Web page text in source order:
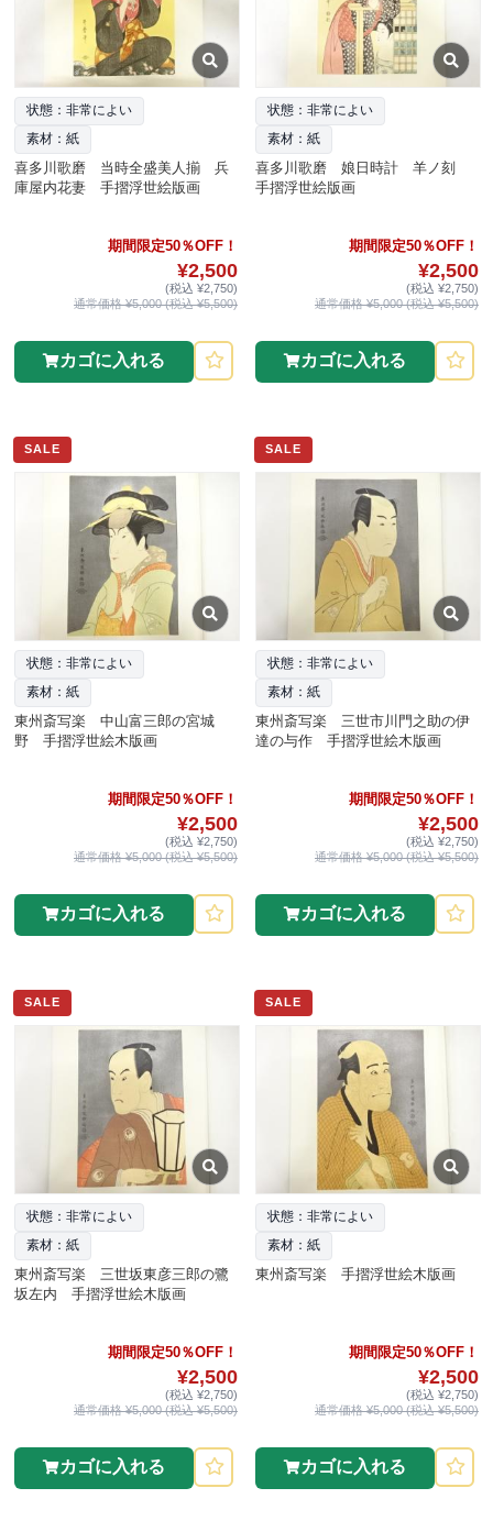
状態：非常によい
素材：紙
喜多川歌磨 当時全盛美人揃 兵
庫屋内花妻 手摺浮世絵版画
期間限定50％OFF！
¥2,500
(税込 ¥2,750)
通常価格 ¥5,000 (税込 ¥5,500)
カゴに入れる
状態：非常によい
素材：紙
喜多川歌磨 娘日時計 羊ノ刻
手摺浮世絵版画
期間限定50％OFF！
¥2,500
(税込 ¥2,750)
通常価格 ¥5,000 (税込 ¥5,500)
カゴに入れる
SALE
状態：非常によい
素材：紙
東州斎写楽 中山富三郎の宮城
野 手摺浮世絵木版画
期間限定50％OFF！
¥2,500
(税込 ¥2,750)
通常価格 ¥5,000 (税込 ¥5,500)
カゴに入れる
SALE
状態：非常によい
素材：紙
東州斎写楽 三世市川門之助の伊
達の与作 手摺浮世絵木版画
期間限定50％OFF！
¥2,500
(税込 ¥2,750)
通常価格 ¥5,000 (税込 ¥5,500)
カゴに入れる
SALE
状態：非常によい
素材：紙
東州斎写楽 三世坂東彦三郎の鷺
坂左内 手摺浮世絵木版画
期間限定50％OFF！
¥2,500
(税込 ¥2,750)
通常価格 ¥5,000 (税込 ¥5,500)
カゴに入れる
SALE
状態：非常によい
素材：紙
東州斎写楽 手摺浮世絵木版画
期間限定50％OFF！
¥2,500
(税込 ¥2,750)
通常価格 ¥5,000 (税込 ¥5,500)
カゴに入れる